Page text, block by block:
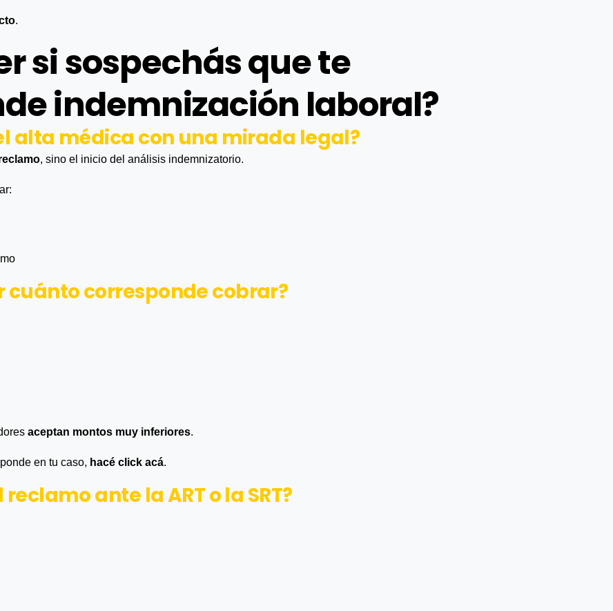
.
si sospechás que te
indemnización laboral?
el alta médica con una mirada legal?
, sino el inicio del análisis indemnizatorio.
cuánto corresponde cobrar?
aceptan montos muy inferiores.
en tu caso, hacé click acá.
ante la ART o la SRT?